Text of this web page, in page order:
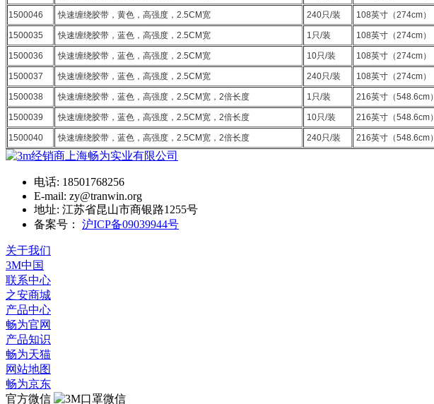
1500046 快速缠绕胶带，黄色，高强度，2.5CM宽 240只/装 108英寸（274cm）
1500035 快速缠绕胶带，蓝色，高强度，2.5CM宽 1只/装 108英寸（274cm）
1500036 快速缠绕胶带，蓝色，高强度，2.5CM宽 10只/装 108英寸（274cm）
1500037 快速缠绕胶带，蓝色，高强度，2.5CM宽 240只/装 108英寸（274cm）
1500038 快速缠绕胶带，蓝色，高强度，2.5CM宽，2倍长度 1只/装 216英寸（548.6cm）
1500039 快速缠绕胶带，蓝色，高强度，2.5CM宽，2倍长度 10只/装 216英寸（548.6cm）
1500040 快速缠绕胶带，蓝色，高强度，2.5CM宽，2倍长度 240只/装 216英寸（548.6cm）
电话: 18501768256
E-mail: zy@tranwin.org
地址: 江苏省昆山市商银路1255号
备案号： 沪ICP备09039944号
关于我们
3M中国
联系中心
之安商城
产品中心
畅为官网
产品知识
畅为天猫
网站地图
畅为京东
官方微信